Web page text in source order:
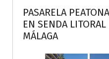
PASARELA
EN SENDA
MÁLAGA